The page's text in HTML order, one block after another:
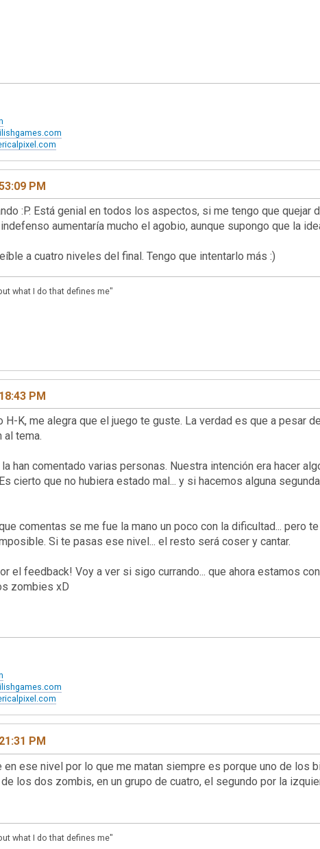
PM
:P. Está genial en todos los aspectos, si me tengo que
aumentaría mucho el agobio, aunque supongo que la
a cuatro niveles del final. Tengo que intentarlo más :)
what I do that defines me"
PM
H-K, me alegra que el juego te guste. La verdad es que a pesar
tema.
la han comentado varias personas. Nuestra intención era hacer
cierto que no hubiera estado mal... y si hacemos alguna
comentas se me fue la mano un poco con la dificultad... pero
Si te pasas ese nivel... el resto será coser y cantar.
el feedback! Voy a ver si sigo currando... que ahora estamos
zombies xD
PM
en ese nivel por lo que me matan siempre es porque uno de los
los dos zombis, en un grupo de cuatro, el segundo por la
what I do that defines me"